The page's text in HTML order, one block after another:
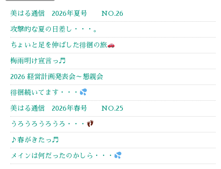
美はる通信 2026年夏号 NO.26
攻撃的な夏の日差し・・・。
ちょいと足を伸ばした徘徊の旅
梅雨明け宣言っ♬
2026 経営計画発表会～懇親会
徘徊続いてます・・・
美はる通信 2026年春号 NO.25
うろうろうろうろ・・・
♪春がきたっ♬
メインは何だったのかしら・・・